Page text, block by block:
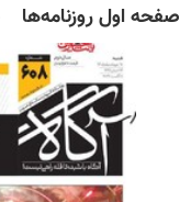
صفحه اول روزنامه‌ها